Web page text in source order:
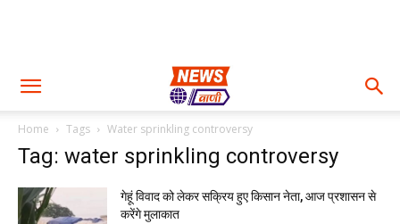
Home Tags Water sprinkling controversy
Tag: water sprinkling controversy
गेहूं विवाद को लेकर सक्रिय हुए किसान नेता, आज प्रशासन से
करेंगे मुलाकात